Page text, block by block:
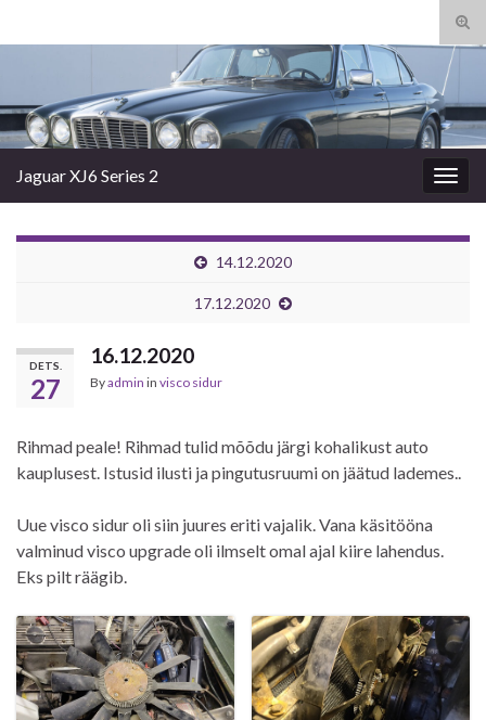
Search for:
Jaguar XJ6 Series 2
14.12.2020
17.12.2020
DETS.
27
16.12.2020
Byadmin in visco sidur
Rihmad peale! Rihmad tulid mõõdu järgi kohalikust auto
kauplusest. Istusid ilusti ja pingutusruumi on jäätud lademes..
Uue visco sidur oli siin juures eriti vajalik. Vana käsitööna
valminud visco upgrade oli ilmselt omal ajal kiire lahendus.
Eks pilt räägib.